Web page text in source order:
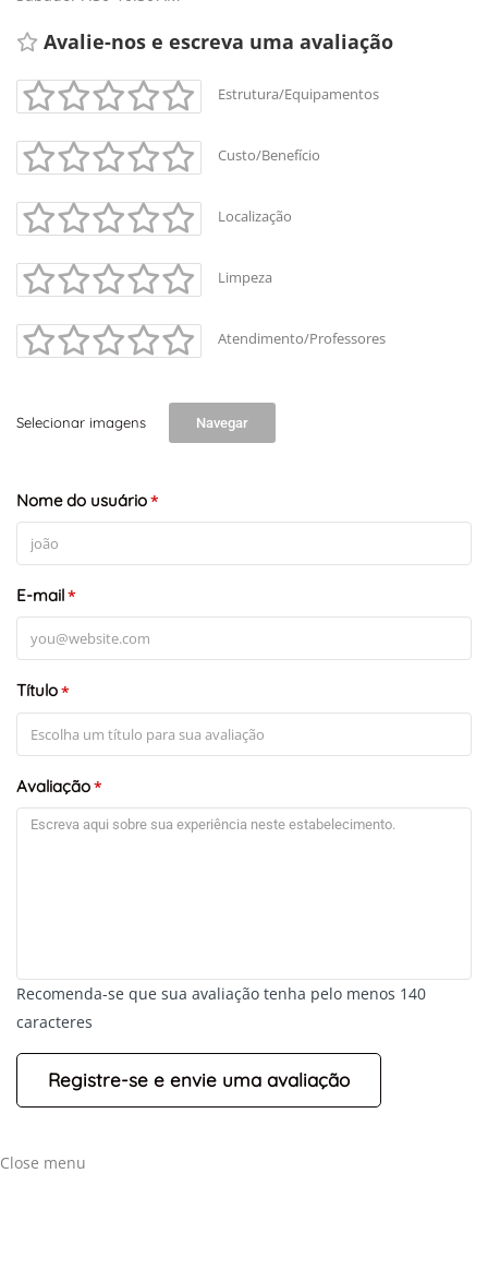
+-
Avalie-nos e escreva uma avaliação
Estrutura/Equipamentos
Custo/Benefício
Localização
Limpeza
Atendimento/Professores
Selecionar imagens Navegar
Nome do usuário*
E-mail*
Título*
Avaliação*
Recomenda-se que sua avaliação tenha pelo menos 140
caracteres
Close menu